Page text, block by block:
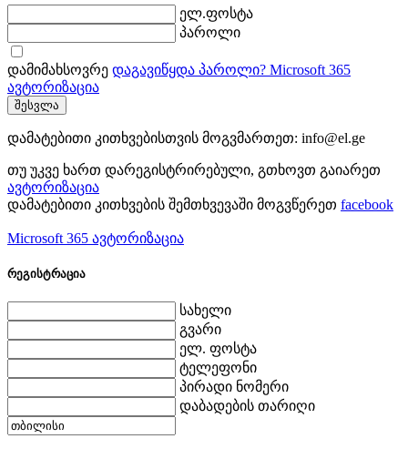
ელ.ფოსტა
პაროლი
დამიმახსოვრე დაგავიწყდა პაროლი? Microsoft 365
ავტორიზაცია
შესვლა
დამატებითი კითხვებისთვის მოგვმართეთ: info@el.ge
თუ უკვე ხართ დარეგისტრირებული, გთხოვთ გაიარეთ
ავტორიზაცია
დამატებითი კითხვების შემთხვევაში მოგვწერეთ facebook
Microsoft 365 ავტორიზაცია
რეგისტრაცია
სახელი
გვარი
ელ. ფოსტა
ტელეფონი
პირადი ნომერი
დაბადების თარიღი